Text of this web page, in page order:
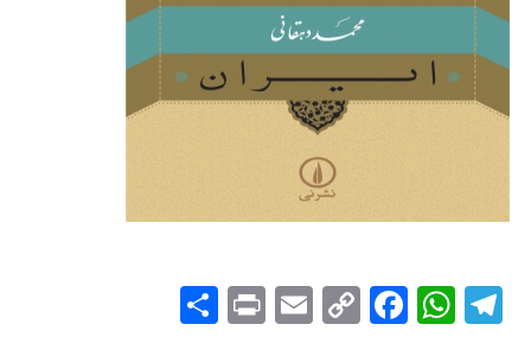
دانشمندان زمانش درک نمی‌کردند؛ نخستین کسی بود که به فرمولی ساده
برای اندازه‌گیری محیط زمین دست یافت، و این را محتمل می‌دانست که
زمین به دور خورشید بچرخد.»
Te
W
Fa
C
E
Pr